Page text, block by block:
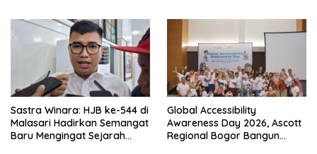
Sastra Winara: HJB ke-544 di
Malasari Hadirkan Semangat
Baru Mengingat Sejarah
Global Accessibility
Awareness Day 2026, Ascott
Regional Bogor Bangun